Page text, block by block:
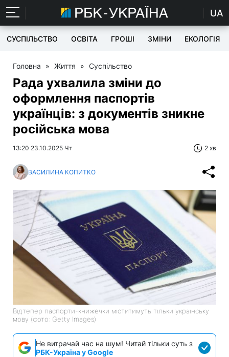
UA
СУСПІЛЬСТВО ОСВІТА ГРОШІ ЗМІНИ ЕКОЛОГІЯ
Головна » Життя » Суспільство
Рада ухвалила зміни до
оформлення паспортів
українців: з документів зникне
російська мова
13:20 23.10.2025 Чт 2 хв
ВАСИЛИНА КОПИТКО
Відтепер паспорти-книжечки міститимуть тільки українську
мову (фото: Getty Images)
Не витрачай час на шум! Читай тільки суть з
РБК-Україна у Google